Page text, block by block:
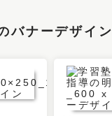
バナーデザイン